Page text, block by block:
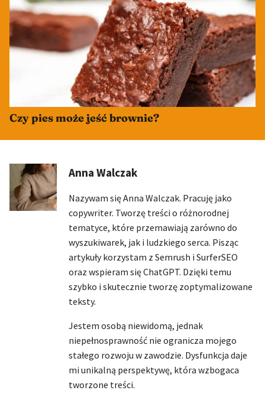
Czy pies może jeść brownie?
Anna Walczak
Nazywam się Anna Walczak. Pracuję jako
copywriter. Tworzę treści o różnorodnej
tematyce, które przemawiają zarówno do
wyszukiwarek, jak i ludzkiego serca. Pisząc
artykuły korzystam z Semrush i SurferSEO
oraz wspieram się ChatGPT. Dzięki temu
szybko i skutecznie tworzę zoptymalizowane
teksty.
Jestem osobą niewidomą, jednak
niepełnosprawność nie ogranicza mojego
stałego rozwoju w zawodzie. Dysfunkcja daje
mi unikalną perspektywę, która wzbogaca
tworzone treści.